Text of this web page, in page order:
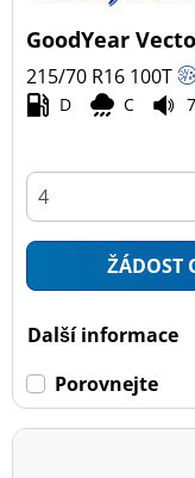
GoodYear
215/70 R16 100T
D C
ŽÁDOST
Další informace
Porovnejte